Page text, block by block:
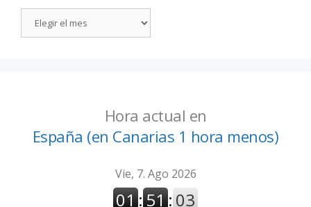
Hora actual en
España (en Canarias 1 hora menos)